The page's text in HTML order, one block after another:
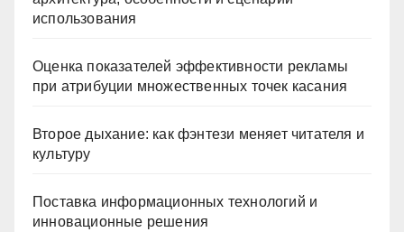
использования
Оценка показателей эффективности рекламы
при атрибуции множественных точек касания
Второе дыхание: как фэнтези меняет читателя и
культуру
Поставка информационных технологий и
инновационные решения